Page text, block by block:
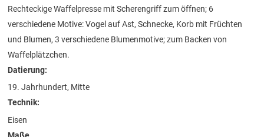
Rechteckige Waffelpresse mit Scherengriff zum öffnen; 6
verschiedene Motive: Vogel auf Ast, Schnecke, Korb mit Früchten
und Blumen, 3 verschiedene Blumenmotive; zum Backen von
Waffelplätzchen.
Datierung:
19. Jahrhundert, Mitte
Technik:
Eisen